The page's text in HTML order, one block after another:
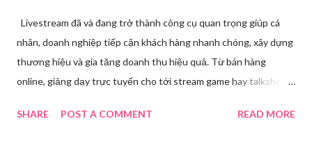
Livestream đã và đang trở thành công cụ quan trọng giúp cá
nhân, doanh nghiệp tiếp cận khách hàng nhanh chóng, xây dựng
thương hiệu và gia tăng doanh thu hiệu quả. Từ bán hàng
online, giảng dạy trực tuyến cho tới stream game hay talkshow,
Trong bài viết dưới đây, chúng tôi sẽ giới thiệu chi tiết 12 công
SHARE POST A COMMENT READ MORE